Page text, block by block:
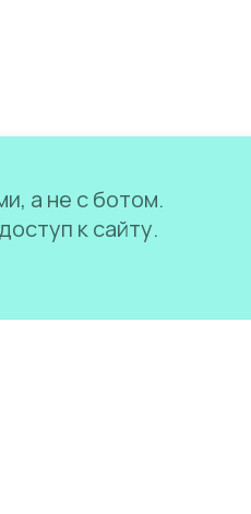
а не с ботом.
к сайту.